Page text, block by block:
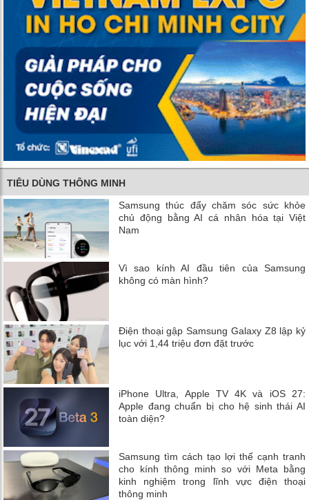
TIÊU DÙNG THÔNG MINH
Samsung thúc đẩy chăm sóc sức khỏe
chủ động bằng AI cá nhân hóa tại Việt
Nam
Vì sao kính AI đầu tiên của Samsung
không có màn hình?
Điện thoại gập Samsung Galaxy Z8 lập kỷ
lục với 1,44 triệu đơn đặt trước
iPhone Ultra, Apple TV 4K và iOS 27:
Apple đang chuẩn bị cho hệ sinh thái AI
toàn diện?
Samsung tìm cách tạo lợi thế cạnh tranh
cho kính thông minh so với Meta bằng
kinh nghiệm trong lĩnh vực điện thoại
thông minh